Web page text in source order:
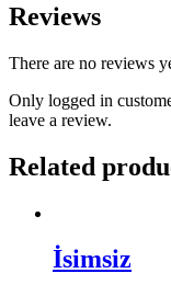
Reviews
There are no reviews
Only logged in
leave a review.
Related
İsimsiz